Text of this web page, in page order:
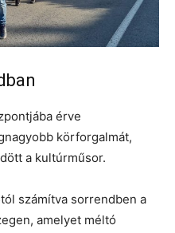
érve
körforgalmát,
a kultúrműsor.
számítva sorrendben a
amelyet méltó